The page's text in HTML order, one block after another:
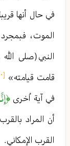
في حال أنها
الموت ،
النبي (صلى
قامت قيامته» [١٠]
في آية اُخرى
أن المراد
القرب الإمكاني .